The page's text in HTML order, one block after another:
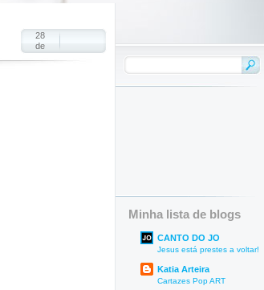
28
de
Minha lista de blogs
CANTO DO JO
Jesus está prestes a voltar!
Katia Arteira
Cartazes Pop ART